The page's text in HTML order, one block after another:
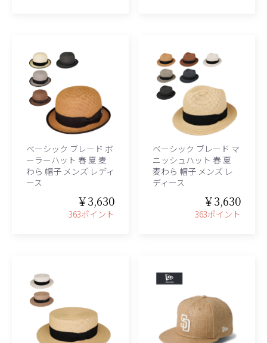
ベーシック ブレード ボ
ーラーハット 春 夏 麦
わら 帽子 メンズ レディ
ース
￥3,630
363ポイント
ベーシック ブレード マ
ニッシュハット 春 夏
麦わら 帽子 メンズ レ
ディース
￥3,630
363ポイント